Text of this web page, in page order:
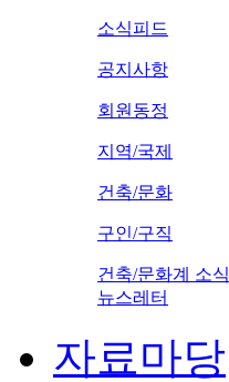
소식피드
공지사항
회원동정
지역/국제
건축/문화
구인/구직
건축/문화계 소식
뉴스레터
자료마당